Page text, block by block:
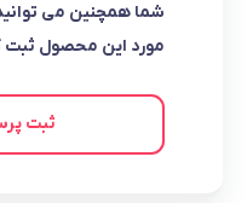
شما همچنین می
مورد این محصول ثبت
ثبت